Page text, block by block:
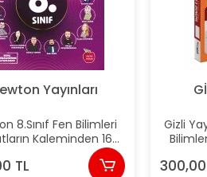
Yayınları
8.Sınıf Fen Bilimleri
Kaleminden 16
TL
Gizli
300,00